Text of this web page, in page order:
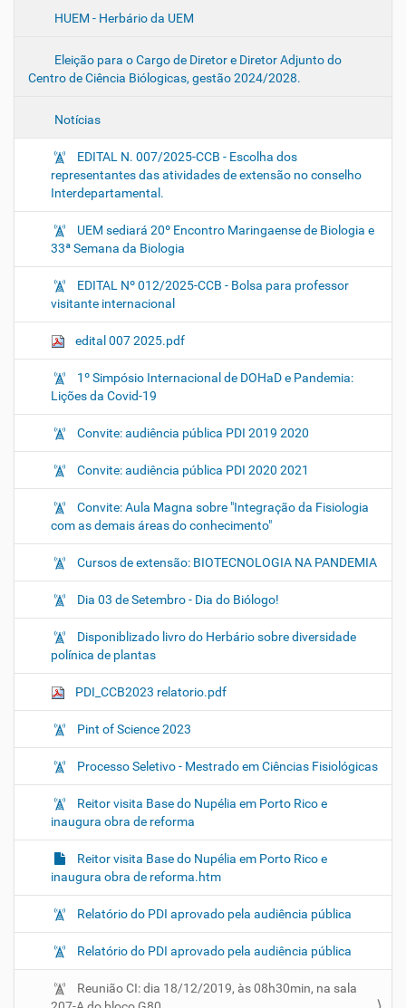
HUEM - Herbário da UEM
Eleição para o Cargo de Diretor e Diretor Adjunto do
Centro de Ciência Biólogicas, gestão 2024/2028.
Notícias
EDITAL N. 007/2025-CCB - Escolha dos
representantes das atividades de extensão no conselho
Interdepartamental.
UEM sediará 20º Encontro Maringaense de Biologia e
33ª Semana da Biologia
EDITAL Nº 012/2025-CCB - Bolsa para professor
visitante internacional
edital 007 2025.pdf
1º Simpósio Internacional de DOHaD e Pandemia:
Lições da Covid-19
Convite: audiência pública PDI 2019 2020
Convite: audiência pública PDI 2020 2021
Convite: Aula Magna sobre "Integração da Fisiologia
com as demais áreas do conhecimento"
Cursos de extensão: BIOTECNOLOGIA NA PANDEMIA
Dia 03 de Setembro - Dia do Biólogo!
Disponiblizado livro do Herbário sobre diversidade
polínica de plantas
PDI_CCB2023 relatorio.pdf
Pint of Science 2023
Processo Seletivo - Mestrado em Ciências Fisiológicas
Reitor visita Base do Nupélia em Porto Rico e
inaugura obra de reforma
Reitor visita Base do Nupélia em Porto Rico e
inaugura obra de reforma.htm
Relatório do PDI aprovado pela audiência pública
Relatório do PDI aprovado pela audiência pública
Reunião CI: dia 18/12/2019, às 08h30min, na sala